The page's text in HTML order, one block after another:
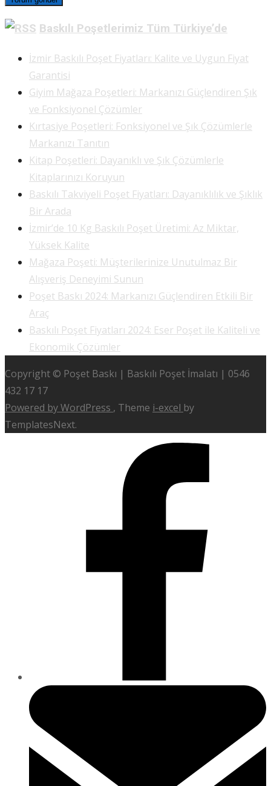
Baskılı Poşetlerimiz Tüm Türkiye’de
İzmir Baskılı Poşet Fiyatları: Kalite ve Uygun Fiyat
Garantisi
Giyim Mağaza Poşetleri: Markanızı Güçlendiren Şık
ve Fonksiyonel Çözümler
Kırtasiye Poşetleri: Fonksiyonel ve Şık Çözümlerle
Markanızı Tanıtın
Kitap Poşetleri: Dayanıklı ve Şık Çözümlerle
Kitaplarınızı Koruyun
Baskılı Takviyeli Poşet Fiyatları: Dayanıklılık ve Şıklık
Bir Arada
İzmir’de 10 Kg Baskılı Poşet Üretimi: Az Miktar,
Yüksek Kalite
Mağaza Poşeti: Müşterilerinize Unutulmaz Bir
Alışveriş Deneyimi Sunun
Poşet Baskı 2024: Markanızı Güçlendiren Etkili Bir
Araç
Baskılı Poşet Fiyatları 2024: Eser Poşet ile Kaliteli ve
Ekonomik Çözümler
Copyright © Poşet Baskı | Baskılı Poşet İmalatı | 0546
432 17 17
Powered by WordPress , Theme i-excel by
TemplatesNext.